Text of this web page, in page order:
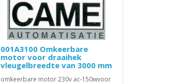
001A3100 Omkeerbare
motor voor draaihek
vleugelbreedte van 3000 mm
omkeerbare motor 230v ac-150wvoor